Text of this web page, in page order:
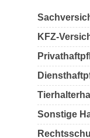
KFZ-
Sonstige